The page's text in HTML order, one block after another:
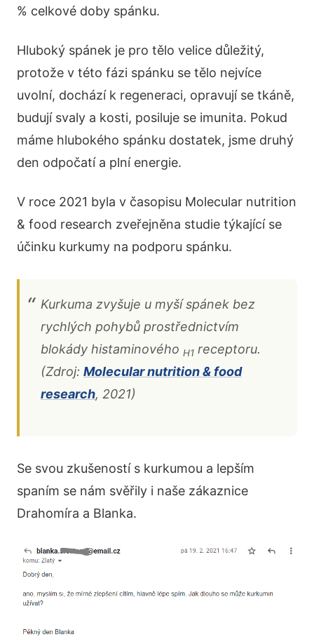
% celkové doby spánku.
Hluboký spánek je pro tělo velice důležitý,
protože v této fázi spánku se tělo nejvíce
uvolní, dochází k regeneraci, opravují se tkáně,
budují svaly a kosti, posiluje se imunita. Pokud
máme hlubokého spánku dostatek, jsme druhý
den odpočatí a plní energie.
V roce 2021 byla v časopisu Molecular nutrition
& food research zveřejněna studie týkající se
účinku kurkumy na podporu spánku.
Kurkuma zvyšuje u myší spánek bez
rychlých pohybů prostřednictvím
blokády histaminového H1 receptoru.
(Zdroj: Molecular nutrition & food
research, 2021)
Se svou zkušeností s kurkumou a lepším
spaním se nám svěřily i naše zákaznice
Drahomíra a Blanka.